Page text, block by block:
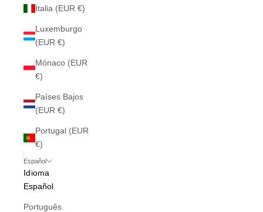
Italia (EUR €)
Luxemburgo
(EUR €)
Mónaco (EUR
€)
Países Bajos
(EUR €)
Portugal (EUR
€)
Español
Idioma
Español
Português